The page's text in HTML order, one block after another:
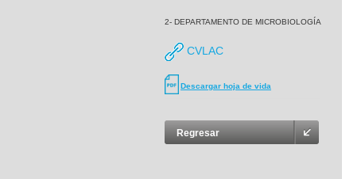
2- DEPARTAMENTO DE MICROBIOLOGÍA
CVLAC
Descargar hoja de vida
Regresar